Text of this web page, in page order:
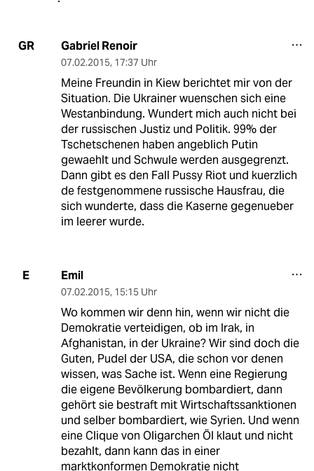
GR Gabriel Renoir
07.02.2015, 17:37 Uhr
Meine Freundin in Kiew berichtet mir von der
Situation. Die Ukrainer wuenschen sich eine
Westanbindung. Wundert mich auch nicht bei
der russischen Justiz und Politik. 99% der
Tschetschenen haben angeblich Putin
gewaehlt und Schwule werden ausgegrenzt.
Dann gibt es den Fall Pussy Riot und kuerzlich
de festgenommene russische Hausfrau, die
sich wunderte, dass die Kaserne gegenueber
im leerer wurde.
E Emil
07.02.2015, 15:15 Uhr
Wo kommen wir denn hin, wenn wir nicht die
Demokratie verteidigen, ob im Irak, in
Afghanistan, in der Ukraine? Wir sind doch die
Guten, Pudel der USA, die schon vor denen
wissen, was Sache ist. Wenn eine Regierung
die eigene Bevölkerung bombardiert, dann
gehört sie bestraft mit Wirtschaftssanktionen
und selber bombardiert, wie Syrien. Und wenn
eine Clique von Oligarchen Öl klaut und nicht
bezahlt, dann kann das in einer
marktkonformen Demokratie nicht